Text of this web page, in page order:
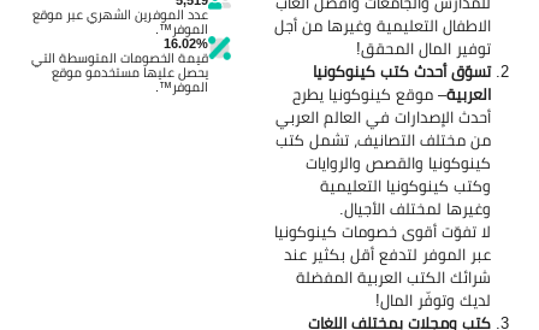
الاطفال التعليمية وغيرها من أجل
توفير المال المحقق!
تسوّق أحدث كتب كينوكونيا
العربية– موقع كينوكونيا يطرح
أحدث الإصدارات في العالم العربي
من مختلف التصانيف، تشمل كتب
كينوكونيا والقصص والروايات
وكتب كينوكونيا التعليمية
وغيرها لمختلف الأجيال.
لا تفوّت أقوى خصومات كينوكونيا
عبر الموفر لتدفع أقل بكثير عند
شرائك الكتب العربية المفضلة
لديك وتوفّر المال!
كتب ومجلات بمختلف اللغات
عدد الموفرين الشهري عبر موقع
الموفر™.
16.02%
قيمة الخصومات المتوسطة التي
يحصل عليها مستخدمو موقع
الموفر™.